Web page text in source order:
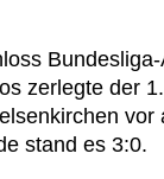
zerlegte der
vor
stand es 3:0.